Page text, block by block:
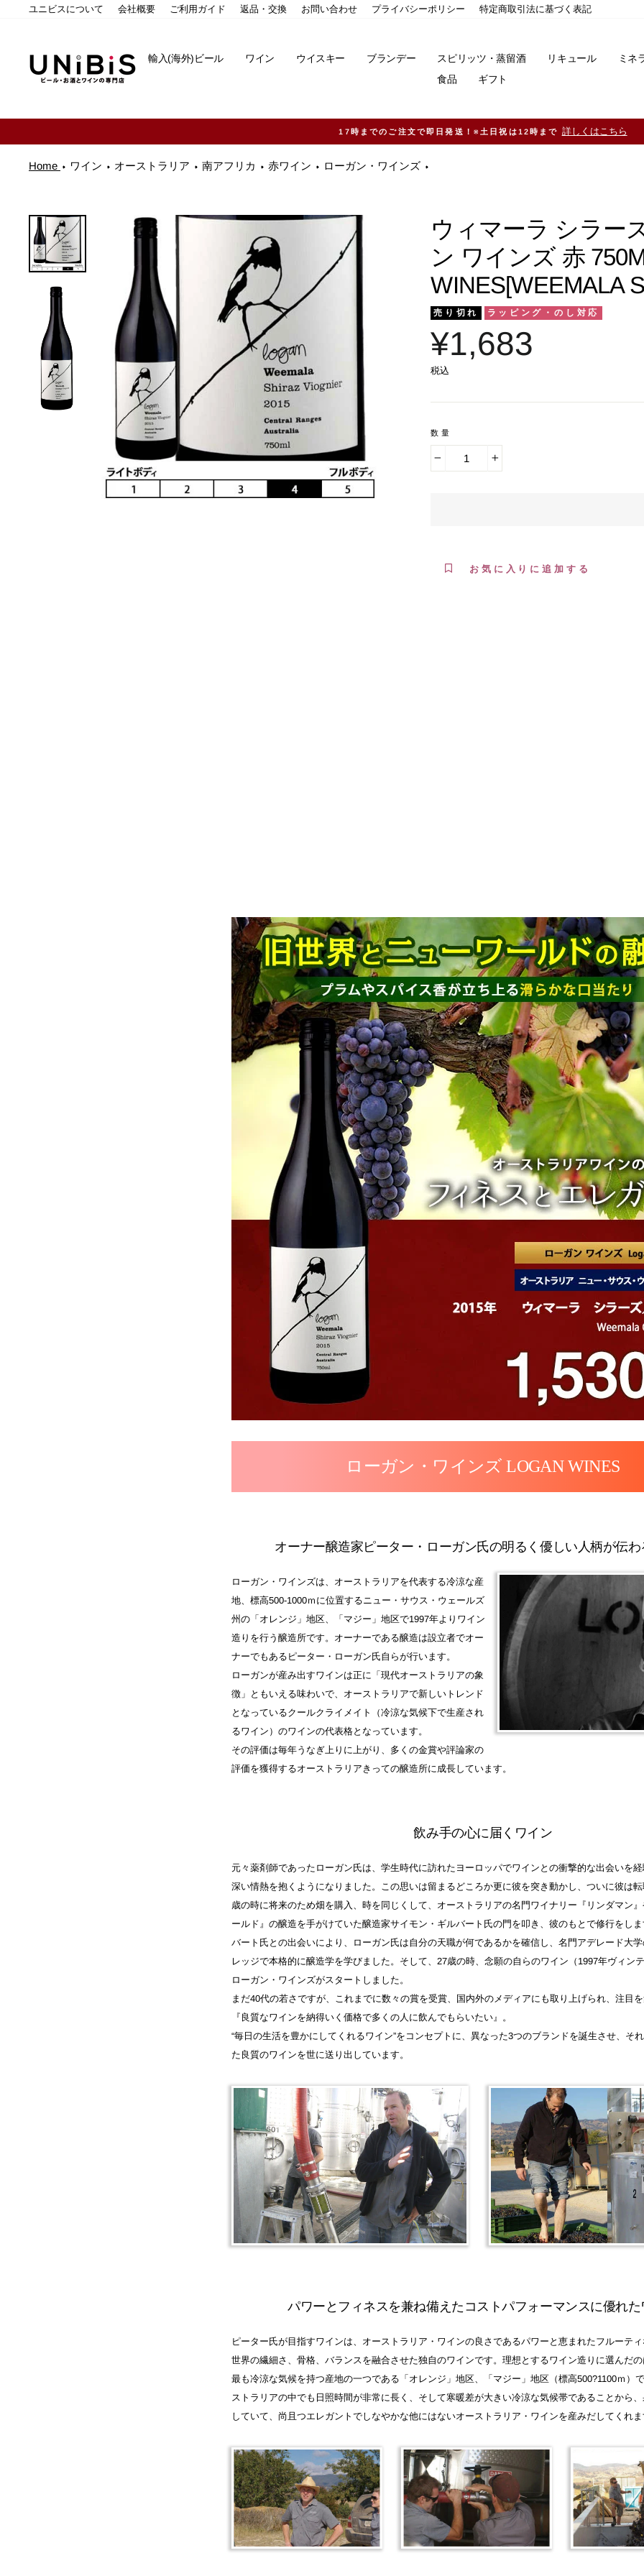
ッ
す
ユニビスについて 会社概要 ご利用ガイド 返品・交換 お問い合わせ プライバシーポリシー 特定商取引法に基づく表記
輸入(海外)ビール ワイン ウイスキー ブランデー スピリッツ・蒸留酒 リキュール
ミネ
食品
ギフト
11,000円（税込）以上ご購入で送料無料！※一部地域除く
Home ワイン オーストラリア 南アフリカ 赤ワイン ローガン・ワインズ
ウィマーラ シラー
ン ワインズ 赤
WINES[WEEMALA
売り切れ ラッピング・のし対応
¥1,683
税込
数量
お気に入りに追加する
ローガン・ワインズ LOGAN WINES
オーナー醸造家ピーター・ローガン氏の明るく優しい人柄が伝
ローガン・ワインズは、オーストラリアを代表する冷涼な産
地、標高500-1000ｍに位置するニュー・サウス・ウェールズ
州の「オレンジ」地区、「マジー」地区で1997年よりワイン
造りを行う醸造所です。オーナーである醸造は設立者でオー
ナーでもあるピーター・ローガン氏自らが行います。
ローガンが産み出すワインは正に「現代オーストラリアの象
徴」ともいえる味わいで、オーストラリアで新しいトレンド
となっているクールクライメイト（冷涼な気候下で生産され
るワイン）のワインの代表格となっています。
その評価は毎年うなぎ上りに上がり、多くの金賞や評論家の
評価を獲得するオーストラリアきっての醸造所に成長しています。
飲み手の心に届くワイン
元々薬剤師であったローガン氏は、学生時代に訪れたヨーロッパでワインとの衝撃的な出会いを
深い情熱を抱くようになりました。この思いは留まるどころか更に彼を突き動かし、ついに彼は
歳の時に将来のため畑を購入、時を同じくして、オーストラリアの名門ワイナリー『リンダマン
ールド』の醸造を手がけていた醸造家サイモン・ギルバート氏の門を叩き、彼のもとで修行をし
バート氏との出会いにより、ローガン氏は自分の天職が何であるかを確信し、名門アデレード大
レッジで本格的に醸造学を学びました。そして、27歳の時、念願の自らのワイン（1997年ヴィン
ローガン・ワインズがスタートしました。
まだ40代の若さですが、これまでに数々の賞を受賞、国内外のメディアにも取り上げられ、注目
『良質なワインを納得いく価格で多くの人に飲んでもらいたい』。
“毎日の生活を豊かにしてくれるワイン”をコンセプトに、異なった3つのブランドを誕生させ、そ
た良質のワインを世に送り出しています。
パワーとフィネスを兼ね備えたコストパフォーマンスに優れた
ピーター氏が目指すワインは、オーストラリア・ワインの良さであるパワーと恵まれたフルーテ
世界の繊細さ、骨格、バランスを融合させた独自のワインです。理想とするワイン造りに選んだ
最も冷涼な気候を持つ産地の一つである「オレンジ」地区、「マジー」地区（標高500?1100ｍ）
ストラリアの中でも日照時間が非常に長く、そして寒暖差が大きい冷涼な気候帯であることから
していて、尚且つエレガントでしなやかな他にはないオーストラリア・ワインを産みだしてくれ